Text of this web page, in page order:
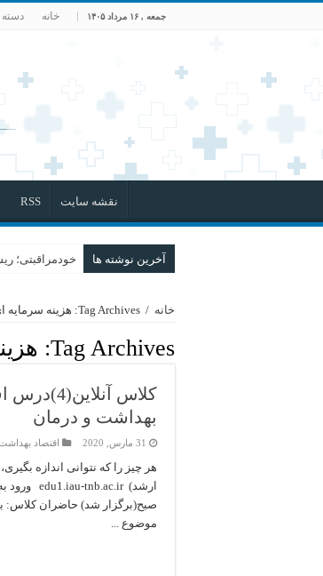
جمعه , ۱۶ مرداد ۱۴۰۵ خانه
نقشه سایت RSS
آخرین نوشته ها خودمراقبتی؛
خانه / Tag Archives: هزینه سرمایه ای
Tag Archives:
کلاس
بهداشت و درمان
31 مارس, 2020 اقتصاد
صبح(برگزار شد) حاضران کلاس:
موضوع ...